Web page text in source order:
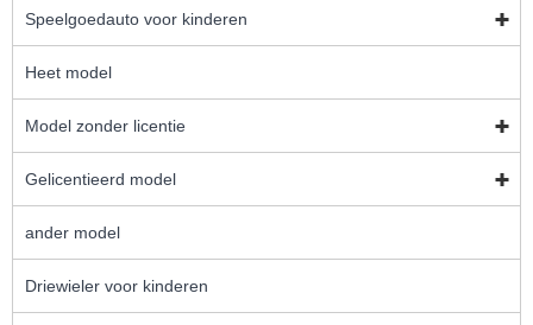
Speelgoedauto voor kinderen
Heet model
Model zonder licentie
Gelicentieerd model
ander model
Driewieler voor kinderen